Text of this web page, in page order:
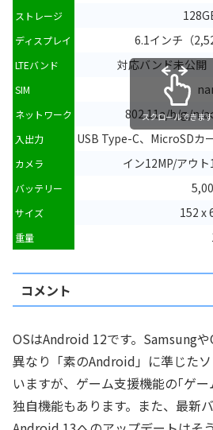
ストレージ
ディスプレイ 6.1インチ（
LTEバンド 対応バンド未公開
SIM
ネットワーク 802.11a/b/g/n/
入出力 USB Type-C、MicroSDカ
カメラ イン12MP/アウト
バッテリー
サイズ 152 x
重量
スクロールできます
コメント
OSはAndroid 12です。Samsung
異なり「素のAndroid」に準じた
いますが、ゲーム支援機能の｢ゲ
独自機能もあります。また、最新